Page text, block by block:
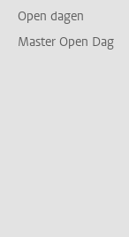
Open dagen
Master Open Dag